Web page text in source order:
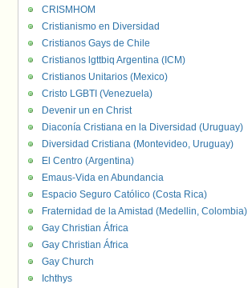
CRISMHOM
Cristianismo en Diversidad
Cristianos Gays de Chile
Cristianos lgttbiq Argentina (ICM)
Cristianos Unitarios (Mexico)
Cristo LGBTI (Venezuela)
Devenir un en Christ
Diaconía Cristiana en la Diversidad (Uruguay)
Diversidad Cristiana (Montevideo, Uruguay)
El Centro (Argentina)
Emaus-Vida en Abundancia
Espacio Seguro Católico (Costa Rica)
Fraternidad de la Amistad (Medellin, Colombia)
Gay Christian África
Gay Christian África
Gay Church
Ichthys